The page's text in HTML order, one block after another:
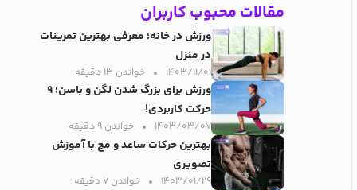
مقالات محبوب کاربران
ورزش در خانه؛ معرفی بهترین تمرینات
در منزل
۱۴۰۳/۱۱/۰۱ خواندن ۱۳ دقیقه‌
ورزش برای بزرگ شدن لگن و باسن؛ ۹
حرکت کاربردی!
۱۴۰۳/۰۳/۰۷ خواندن ۹ دقیقه‌
بهترین حرکات ساعد و مچ با آموزش
تصویری
۱۴۰۳/۰۱/۲۹ خواندن ۷ دقیقه‌